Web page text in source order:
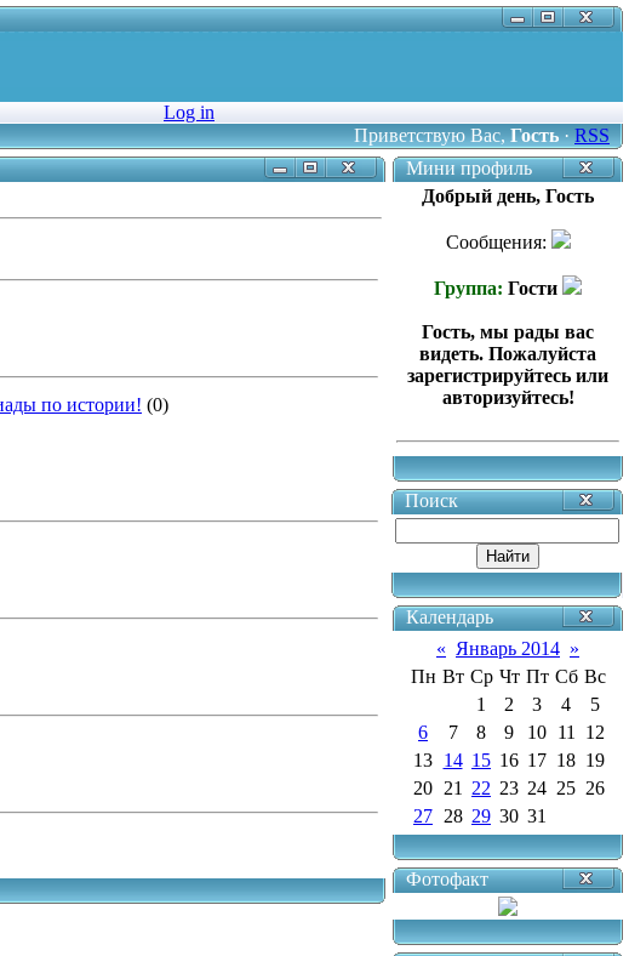
Log in
Приветствую Вас,Гость·RSS
по истории! (0)
Мини профиль
Добрый день, Гость
Сообщения:
Группа: Гости
Гость, мы рады вас
видеть. Пожалуйста
зарегистрируйтесь или
авторизуйтесь!
Поиск
Календарь
« Январь 2014 »
Пн Вт Ср Чт Пт Сб Вс
1
2 3 4
5
6
7 8 9 10 11
12
13 14 15 16 17 18 19
20 21 22 23 24 25 26
27 28 29 30 31
Фотофакт